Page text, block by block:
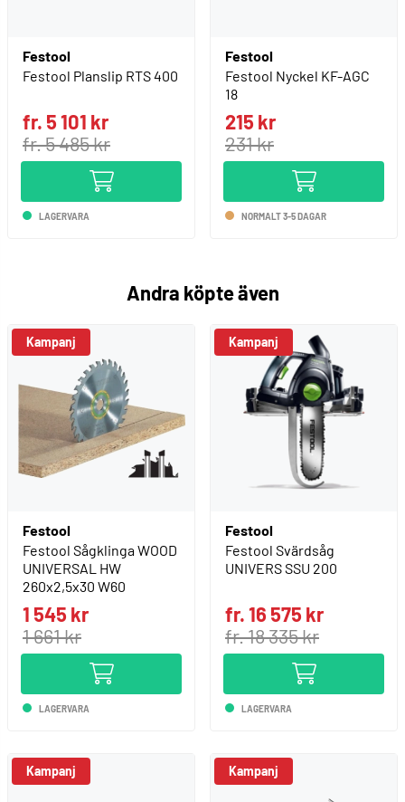
Festool
Festool Planslip RTS 400
fr. 5 101 kr
fr. 5 485 kr
LAGERVARA
Festool
Festool Nyckel KF-AGC
18
215 kr
231 kr
NORMALT 3-5 DAGAR
Andra köpte även
Kampanj
Festool
Festool Sågklinga WOOD
UNIVERSAL HW
260x2,5x30 W60
1 545 kr
1 661 kr
LAGERVARA
Kampanj
Festool
Festool Svärdsåg
UNIVERS SSU 200
fr. 16 575 kr
fr. 18 335 kr
LAGERVARA
Kampanj Kampanj